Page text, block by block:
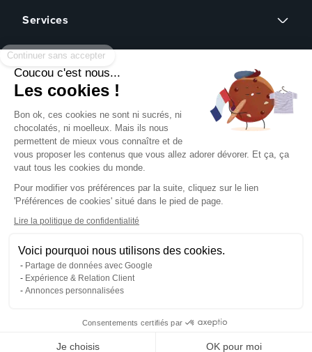
Cartes de visite
Brochures
Dépliants
Éco-responsable
Express 24h
Services
Devis sur mesure
Assistance graphique
Revendeurs
À propos
Qui sommes-nous ?
Avis clients
Partenariat
Presse
Assistance
Centre d'aide
Formulaire de contact
Rechercher un gabarit
Pack échantillons
Créer mon compte client
Se connecter
Blog
NOUS SUIVRE SUR
NOS MOYENS DE PAIEMENT
Politique de confidentialité
Coucou c'est nous...
Les cookies !
Bon ok, ces cookies ne sont ni sucrés, ni
chocolatés, ni moelleux. Mais ils nous
permettent de mieux vous connaître et de
vous proposer les contenus que vous allez adorer dévorer. Et ça, ça
vaut tous les cookies du monde.
Pour modifier vos préférences par la suite, cliquez sur le lien
'Préférences de cookies' situé dans le pied de page.
Lire la politique de confidentialité
Voici pourquoi nous utilisons des cookies.
Partage de données avec Google
Expérience & Relation Client
Annonces personnalisées
Consentements certifiés par
Je choisis OK pour moi